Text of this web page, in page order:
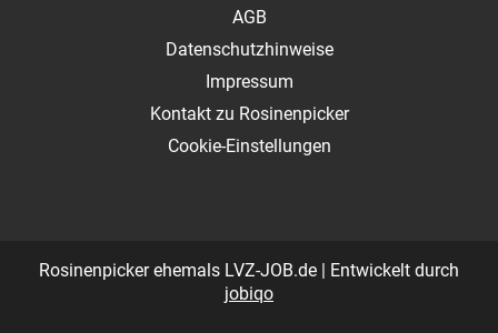
AGB
Datenschutzhinweise
Impressum
Kontakt zu Rosinenpicker
Cookie-Einstellungen
Rosinenpicker ehemals LVZ-JOB.de | Entwickelt durch
jobiqo